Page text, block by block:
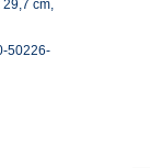
cm,
50226-